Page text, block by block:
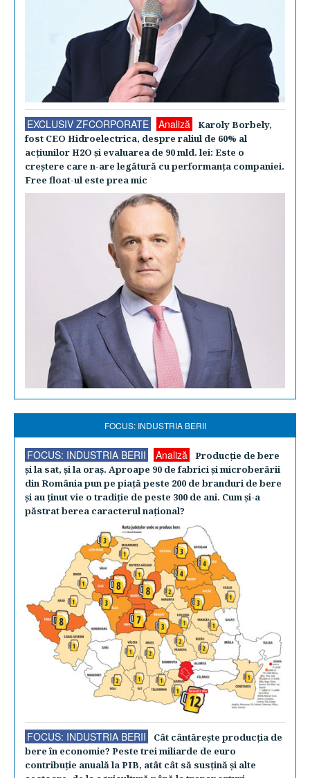
EXCLUSIV ZFCORPORATE Analiză
Karoly Borbely,
fost CEO Hidroelectrica, despre raliul de 60% al
acţiunilor H2O şi evaluarea de 90 mld. lei: Este o
creştere care n-are legătură cu performanţa companiei.
Free float-ul este prea mic
FOCUS: INDUSTRIA BERII
FOCUS: INDUSTRIA BERII Analiză
Producţie de bere
şi la sat, şi la oraş. Aproape 90 de fabrici şi microberării
din România pun pe piaţă peste 200 de branduri de bere
şi au ţinut vie o tradiţie de peste 300 de ani. Cum şi-a
păstrat berea caracterul naţional?
FOCUS: INDUSTRIA BERII
Cât cântăreşte producţia de
bere în economie? Peste trei miliarde de euro
contribuţie anuală la PIB, atât cât să susţină şi alte